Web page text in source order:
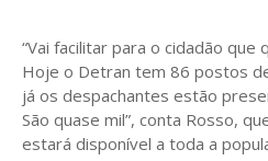
“Vai facilitar para o cidadão que
Hoje o Detran tem 86 postos
já os despachantes estão
São quase mil”, conta Rosso,
estará disponível a toda a